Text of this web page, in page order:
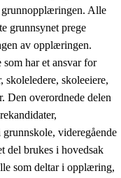
Alle
grunnsynet prege
av opplæringen.
har et ansvar for
skoleeiere,
Den overordnede delen
videregående
del brukes i hovedsak
som deltar i opplæring,